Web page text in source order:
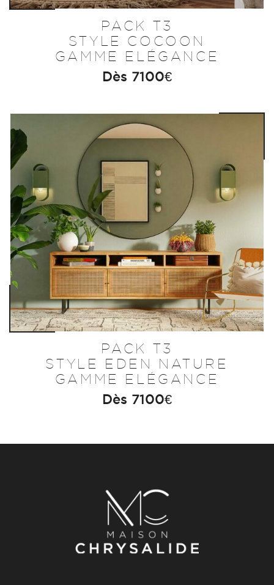
PACK T3
STYLE COCOON
GAMME ELÉGANCE
Dès 7100€
PACK T3
STYLE EDEN NATURE
GAMME ELÉGANCE
Dès 7100€